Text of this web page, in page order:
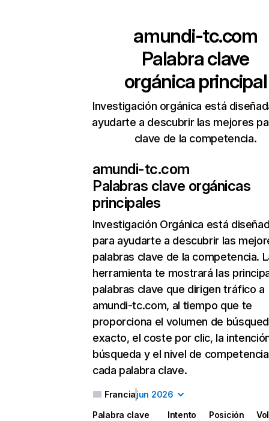
amundi-tc.com
Palabra clave
orgánica principal
Investigación orgánica está
ayudarte a descubrir las mejores
clave de la competencia.
amundi-tc.com
Palabras clave orgánicas
principales
Investigación Orgánica está
para ayudarte a descubrir las
palabras clave de la competencia.
herramienta te mostrará las
palabras clave que dirigen tráfico a
amundi-tc.com, al tiempo que te
proporciona el volumen de
exacto, el coste por clic, la
búsqueda y el nivel de
cada palabra clave.
Franciajun 2026
Palabra clave Intento Posición